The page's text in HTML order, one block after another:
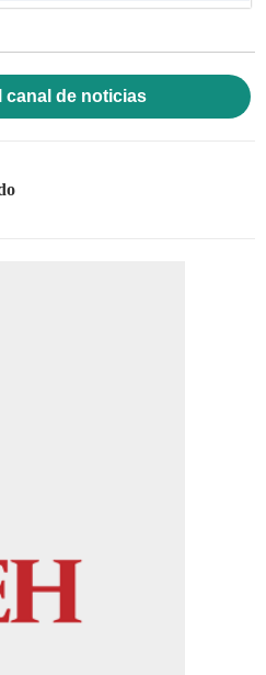
canal de noticias